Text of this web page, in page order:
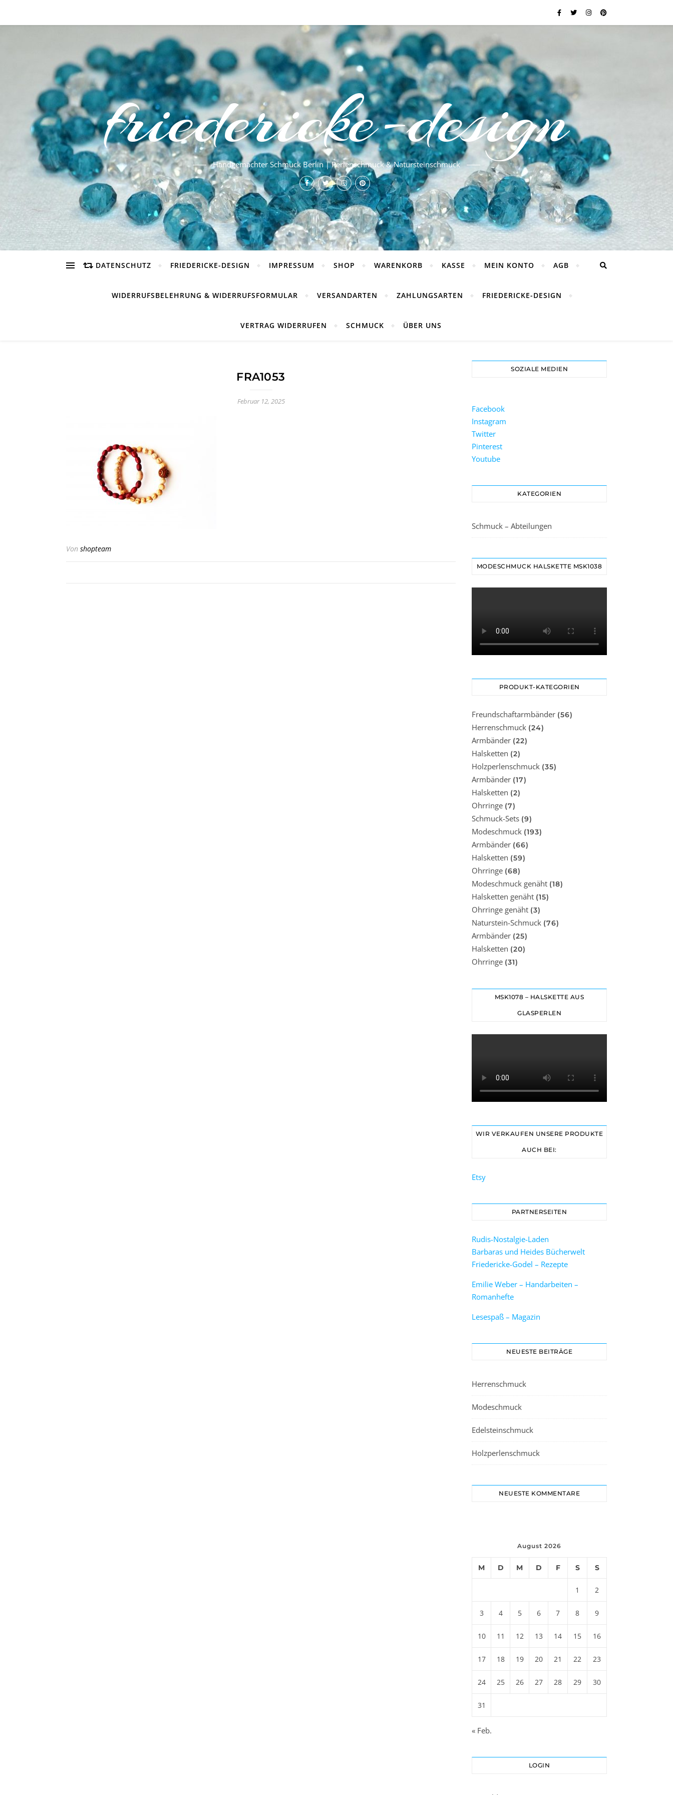
friedericke-design
Handgemachter Schmuck Berlin | Perlenschmuck & Natursteinschmuck
DATENSCHUTZ FRIEDERICKE-DESIGN IMPRESSUM SHOP WARENKORB KASSE MEIN KONTO AGB
WIDERRUFSBELEHRUNG & WIDERRUFSFORMULAR VERSANDARTEN ZAHLUNGSARTEN FRIEDERICKE-DESIGN
VERTRAG WIDERRUFEN SCHMUCK ÜBER UNS
FRA1053
Februar 12, 2025
Von shopteam
SOZIALE MEDIEN
Facebook
Instagram
Twitter
Pinterest
Youtube
KATEGORIEN
Schmuck – Abteilungen
MODESCHMUCK HALSKETTE MSK1038
PRODUKT-KATEGORIEN
Freundschaftarmbänder (56)
Herrenschmuck (24)
Armbänder (22)
Halsketten (2)
Holzperlenschmuck (35)
Armbänder (17)
Halsketten (2)
Ohrringe (7)
Schmuck-Sets (9)
Modeschmuck (193)
Armbänder (66)
Halsketten (59)
Ohrringe (68)
Modeschmuck genäht (18)
Halsketten genäht (15)
Ohrringe genäht (3)
Naturstein-Schmuck (76)
Armbänder (25)
Halsketten (20)
Ohrringe (31)
MSK1078 – HALSKETTE AUS
GLASPERLEN
WIR VERKAUFEN UNSERE PRODUKTE
AUCH BEI:
Etsy
PARTNERSEITEN
Rudis-Nostalgie-Laden
Barbaras und Heides Bücherwelt
Friedericke-Godel – Rezepte
Emilie Weber – Handarbeiten –
Romanhefte
Lesespaß – Magazin
NEUESTE BEITRÄGE
Herrenschmuck
Modeschmuck
Edelsteinschmuck
Holzperlenschmuck
NEUESTE KOMMENTARE
August 2026
M D M D F S S
1 2
3 4 5 6 7 8 9
10 11 12 13 14 15 16
17 18 19 20 21 22 23
24 25 26 27 28 29 30
31
« Feb.
LOGIN